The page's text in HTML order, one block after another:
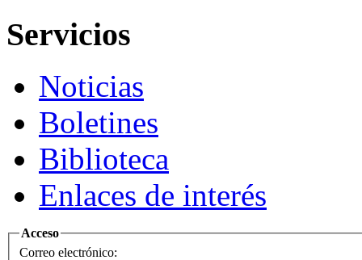
Servicios
Noticias
Boletines
Biblioteca
Enlaces de interés
Acceso
Correo electrónico: